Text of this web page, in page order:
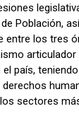
Población,
entre los tres
articulador
país,
sectores